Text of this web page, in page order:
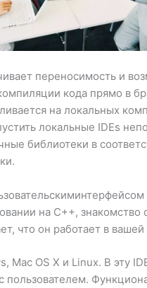
переносимость и
кода прямо в
на локальных
локальные IDEs
библиотеки в
на C++,
что он работает в
Mac OS X и Linux. В эту